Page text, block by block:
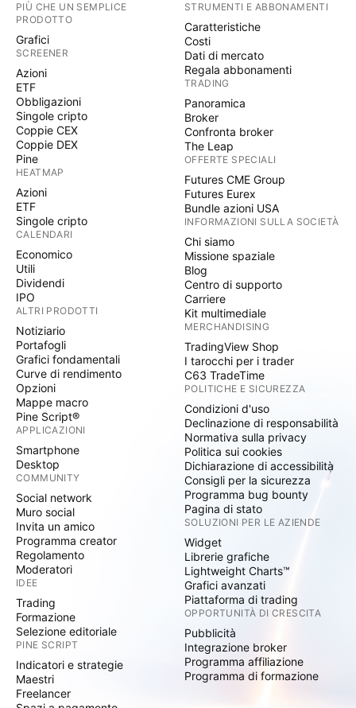
PIÙ CHE UN SEMPLICE
PRODOTTO
Grafici
SCREENER
Azioni
ETF
Obbligazioni
Singole cripto
Coppie CEX
Coppie DEX
Pine
HEATMAP
Azioni
ETF
Singole cripto
CALENDARI
Economico
Utili
Dividendi
IPO
ALTRI PRODOTTI
Notiziario
Portafogli
Grafici fondamentali
Curve di rendimento
Opzioni
Mappe macro
Pine Script®
APPLICAZIONI
Smartphone
Desktop
COMMUNITY
Social network
Muro social
Invita un amico
Programma creator
Regolamento
Moderatori
IDEE
Trading
Formazione
Selezione editoriale
PINE SCRIPT
Indicatori e strategie
Maestri
Freelancer
STRUMENTI E ABBONAMENTI
Caratteristiche
Costi
Dati di mercato
Regala abbonamenti
TRADING
Panoramica
Broker
Confronta broker
The Leap
OFFERTE SPECIALI
Futures CME Group
Futures Eurex
Bundle azioni USA
INFORMAZIONI SULLA SOCIETÀ
Chi siamo
Missione spaziale
Blog
Centro di supporto
Carriere
Kit multimediale
MERCHANDISING
TradingView Shop
I tarocchi per i trader
C63 TradeTime
POLITICHE E SICUREZZA
Condizioni d'uso
Declinazione di responsabilità
Normativa sulla privacy
Politica sui cookies
Dichiarazione di accessibilità
Consigli per la sicurezza
Programma bug bounty
Pagina di stato
SOLUZIONI PER LE AZIENDE
Widget
Librerie grafiche
Lightweight Charts™
Grafici avanzati
Piattaforma di trading
OPPORTUNITÀ DI CRESCITA
Pubblicità
Integrazione broker
Programma affiliazione
Programma di formazione